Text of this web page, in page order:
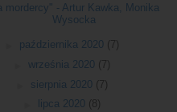
mordercy" - Artur Kawka, Monika
Wysocka
października 2020 (7)
►września 2020 (7)
sierpnia 2020 (7)
lipca 2020 (8)